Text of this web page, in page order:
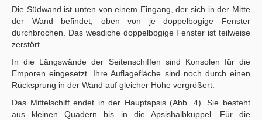
Die Südwand ist unten von einem Eingang, der sich in der Mitte
der Wand befindet, oben von je doppelbogige Fenster
durchbrochen. Das wesdiche doppelbogige Fenster ist teilweise
zerstört.
In die Längswände der Seitenschiffen sind Konsolen für die
Emporen eingesetzt. Ihre Auflagefläche sind noch durch einen
Rücksprung in der Wand auf gleicher Höhe vergrößert.
Das Mittelschiff endet in der Hauptapsis (Abb. 4). Sie besteht
aus kleinen Quadern bis in die Apsishalbkuppel. Für die